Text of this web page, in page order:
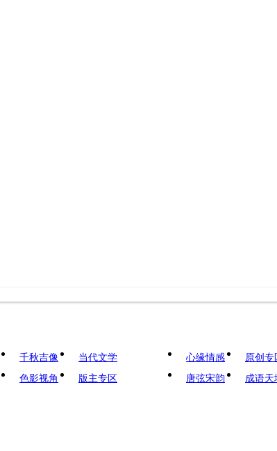
千秋吉像
当代文学
色影视角 版主专区
心缘情感 原创专
唐弦宋韵
成语天